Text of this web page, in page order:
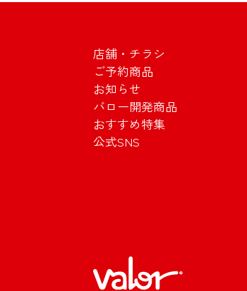
店舗・チラシ
ご予約商品
お知らせ
バロー開発商品
おすすめ特集
公式SNS